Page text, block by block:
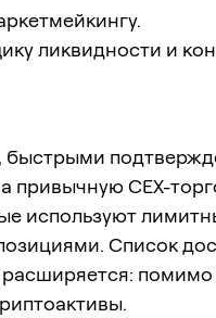
ликвидности и
быстрыми
привычную CEX-
используют
Список
помимо